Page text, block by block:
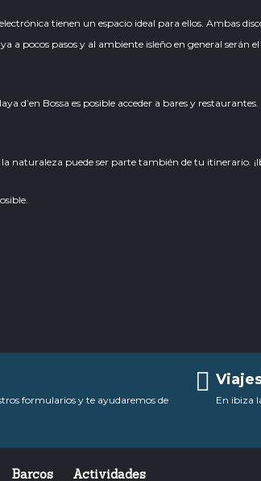
tienen un espacio ideal para ellos. Ambas
a pocos pasos y al ambiente isleño en general serán
d’en Bossa es posible acceder a bares y
naturaleza puede ser parte también de tu itinerario.
formularios y te ayudaremos de
En ibiza
Barcos Actividades